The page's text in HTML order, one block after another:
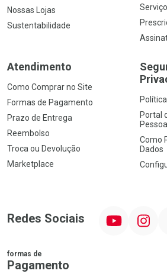
Nossas Lojas
Sustentabilidade
Atendimento
Como Comprar no Site
Formas de Pagamento
Prazo de Entrega
Reembolso
Troca ou Devolução
Marketplace
Portal
Como
Dados
Redes Sociais
formas de
Pagamento